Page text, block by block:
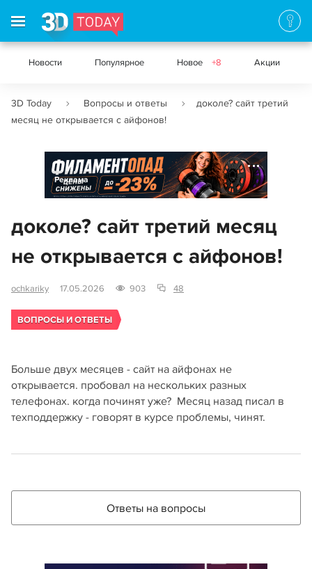
Новости Популярное Новое +8 Акции
3D Today Вопросы и ответы
доколе? сайт третий
месяц не открывается с айфонов!
Реклама
доколе? сайт третий месяц
не открывается с айфонов!
ochkariky 17.05.2026 903 48
ВОПРОСЫ И ОТВЕТЫ
Больше двух месяцев - сайт на айфонах не
открывается. пробовал на нескольких разных
телефонах. когда починят уже? Месяц назад писал в
техподдержку - говорят в курсе проблемы, чинят.
Ответы на вопросы